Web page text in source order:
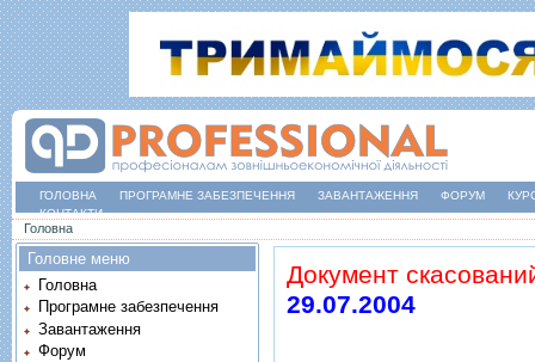
ГОЛОВНА ПРОГРАМНЕ ЗАБЕЗПЕЧЕННЯ ЗАВАНТАЖЕННЯ ФОРУМ
КОНТАКТИ
Ви є тут
Головна
Документ
29.07.2004
Головне меню
Головна
Програмне забезпечення
Завантаження
Форум